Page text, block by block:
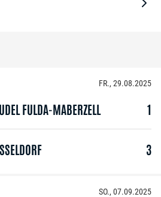
FR., 29.08.2025
FULDA-MABERZELL 1
3
SO., 07.09.2025